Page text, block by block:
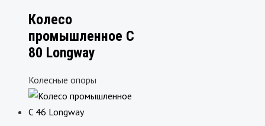
Колесо
промышленное C
80 Longway
Колесные опоры